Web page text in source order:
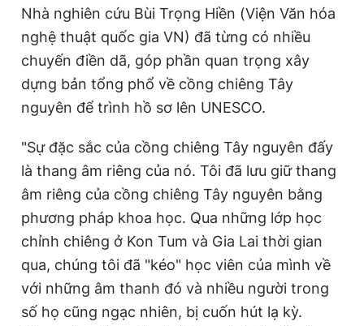
Nhà nghiên cứu Bùi Trọng Hiền (Viện Văn hóa
nghệ thuật quốc gia VN) đã từng có nhiều
chuyến điền dã, góp phần quan trọng xây
dựng bản tổng phổ về cồng chiêng Tây
nguyên để trình hồ sơ lên UNESCO.
"Sự đặc sắc của cồng chiêng Tây nguyên đấy
là thang âm riêng của nó. Tôi đã lưu giữ thang
âm riêng của cồng chiêng Tây nguyên bằng
phương pháp khoa học. Qua những lớp học
chỉnh chiêng ở Kon Tum và Gia Lai thời gian
qua, chúng tôi đã "kéo" học viên của mình về
với những âm thanh đó và nhiều người trong
số họ cũng ngạc nhiên, bị cuốn hút lạ kỳ.